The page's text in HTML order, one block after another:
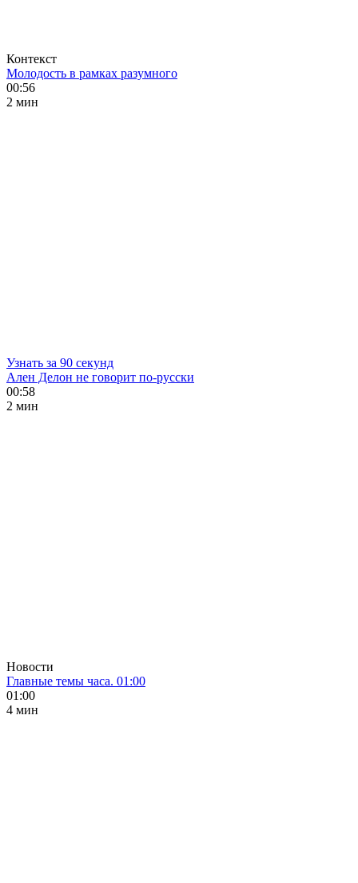
Контекст
Молодость в рамках разумного
00:56
2 мин
Узнать за 90 секунд
Ален Делон не говорит по-русски
00:58
2 мин
Новости
Главные темы часа. 01:00
01:00
4 мин